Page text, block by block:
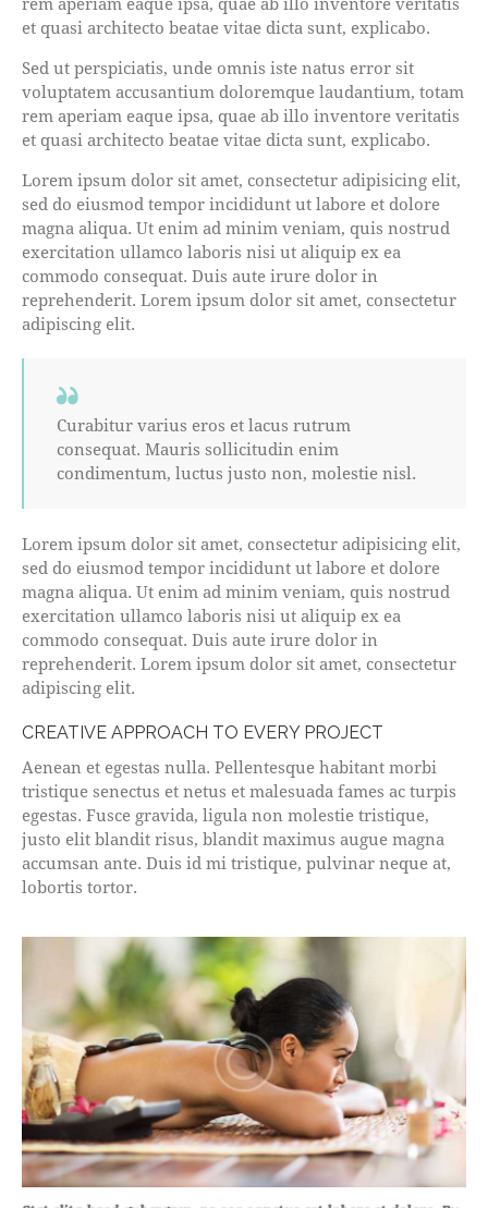
et quasi architecto beatae vitae dicta sunt, explicabo.
Sed ut perspiciatis, unde omnis iste natus error sit
voluptatem accusantium doloremque laudantium, totam
rem aperiam eaque ipsa, quae ab illo inventore veritatis
et quasi architecto beatae vitae dicta sunt, explicabo.
Lorem ipsum dolor sit amet, consectetur adipisicing elit,
sed do eiusmod tempor incididunt ut labore et dolore
magna aliqua. Ut enim ad minim veniam, quis nostrud
exercitation ullamco laboris nisi ut aliquip ex ea
commodo consequat. Duis aute irure dolor in
reprehenderit. Lorem ipsum dolor sit amet, consectetur
adipiscing elit.
Curabitur varius eros et lacus rutrum
consequat. Mauris sollicitudin enim
condimentum, luctus justo non, molestie nisl.
Lorem ipsum dolor sit amet, consectetur adipisicing elit,
sed do eiusmod tempor incididunt ut labore et dolore
magna aliqua. Ut enim ad minim veniam, quis nostrud
exercitation ullamco laboris nisi ut aliquip ex ea
commodo consequat. Duis aute irure dolor in
reprehenderit. Lorem ipsum dolor sit amet, consectetur
adipiscing elit.
CREATIVE APPROACH TO EVERY PROJECT
Aenean et egestas nulla. Pellentesque habitant morbi
tristique senectus et netus et malesuada fames ac turpis
egestas. Fusce gravida, ligula non molestie tristique,
justo elit blandit risus, blandit maximus augue magna
accumsan ante. Duis id mi tristique, pulvinar neque at,
lobortis tortor.